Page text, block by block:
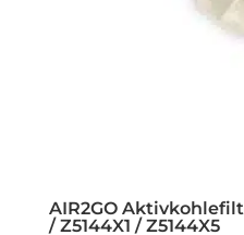
AIR2GO
/ Z5144X1 / Z5144X5